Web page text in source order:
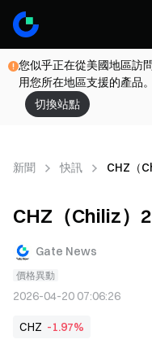
您似乎正在從美國地區訪
用您所在地區支援的產品。
切換站點
新聞 快訊 CHZ（
CHZ（Chiliz）
Gate News
價格異動
2026-04-20 07:06:26
CHZ -1.97%